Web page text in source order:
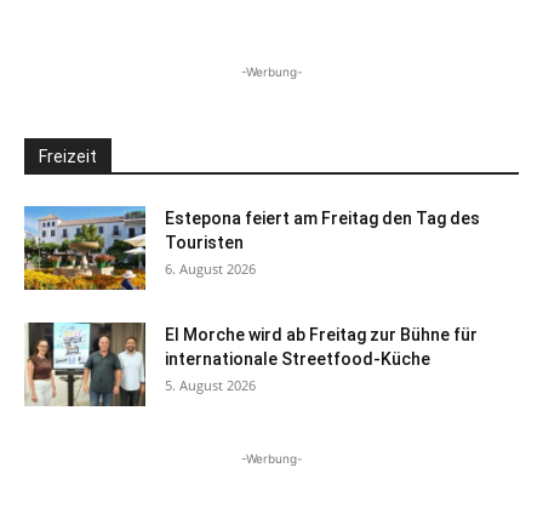
-Werbung-
Freizeit
Estepona feiert am Freitag den Tag des
Touristen
6. August 2026
El Morche wird ab Freitag zur Bühne für
internationale Streetfood-Küche
5. August 2026
-Werbung-